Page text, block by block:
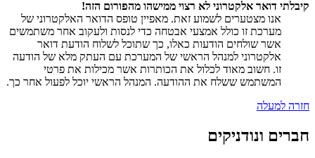
קיבלתי דואר אלקטרוני לא רצוי ממישהו מהפורום הזה!
אנו מצטערים לשמוע זאת. מאפיין טופס הדואר האלקטרוני של
מערכת זו כולל אמצעי אבטחה כדי לנסות ולעקוב אחר משתמשים
אשר שולחים הודעות כאלו, כך שתוכל לשלוח הודעת דואר
אלקטרוני למנהל הראשי של המערכת עם העתק מלא של הודעה
זו. חשוב מאוד לכלול את הכותרות אשר מכילות את פרטי
המשתמש ששלח את ההודעה. המנהל הראשי יוכל לפעול אחר כך.
חזרה למעלה
חברים ונודניקים